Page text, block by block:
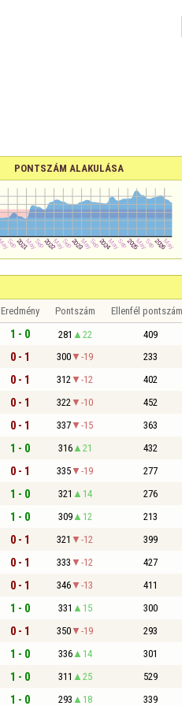
PONTSZÁM ALAKULÁSA
Eredmény Pontszám Ellenfél
1 - 0 281 22 409
0 - 1 300 -19 233
0 - 1 312 -12 402
0 - 1 322 -10 452
0 - 1 337 -15 363
1 - 0 316 21 432
0 - 1 335 -19 277
1 - 0 321 14 276
1 - 0 309 12 213
0 - 1 321 -12 399
0 - 1 333 -12 427
0 - 1 346 -13 411
1 - 0 331 15 300
0 - 1 350 -19 293
1 - 0 336 14 301
1 - 0 311 25 529
1 - 0 293 18 339